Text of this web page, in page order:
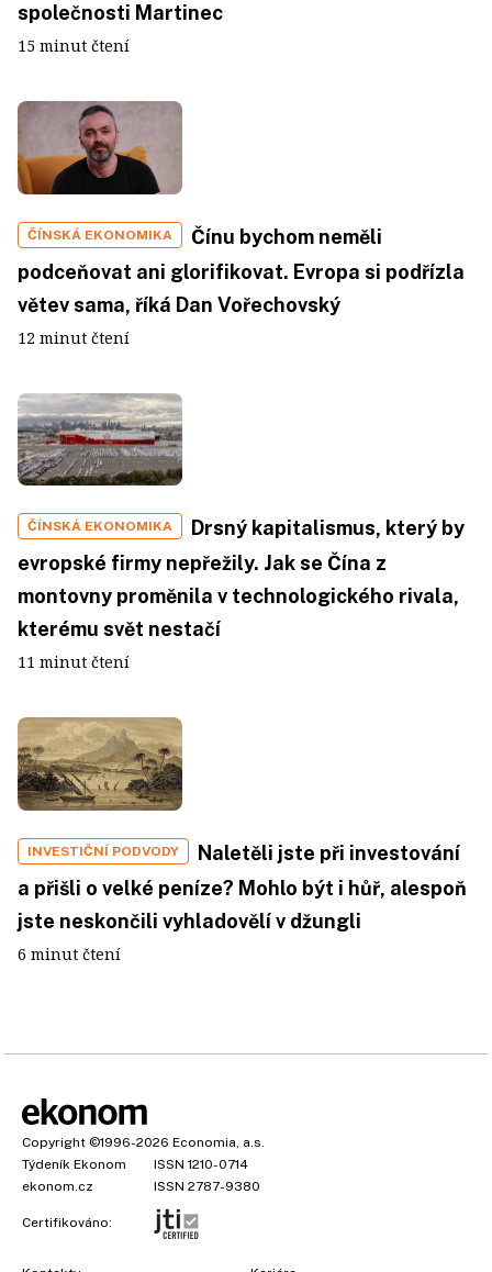
společnosti Martinec
15 minut čtení
ČÍNSKÁ EKONOMIKA
Čínu bychom neměli
podceňovat ani glorifikovat. Evropa si podřízla
větev sama, říká Dan Vořechovský
12 minut čtení
ČÍNSKÁ EKONOMIKA
Drsný kapitalismus, který by
evropské firmy nepřežily. Jak se Čína z
montovny proměnila v technologického rivala,
kterému svět nestačí
11 minut čtení
INVESTIČNÍ PODVODY
Naletěli jste při investování
a přišli o velké peníze? Mohlo být i hůř, alespoň
jste neskončili vyhladovělí v džungli
6 minut čtení
Copyright ©1996-2026 Economia, a.s.
Týdeník Ekonom
ISSN 1210-0714
ekonom.cz
ISSN 2787-9380
Certifikováno: